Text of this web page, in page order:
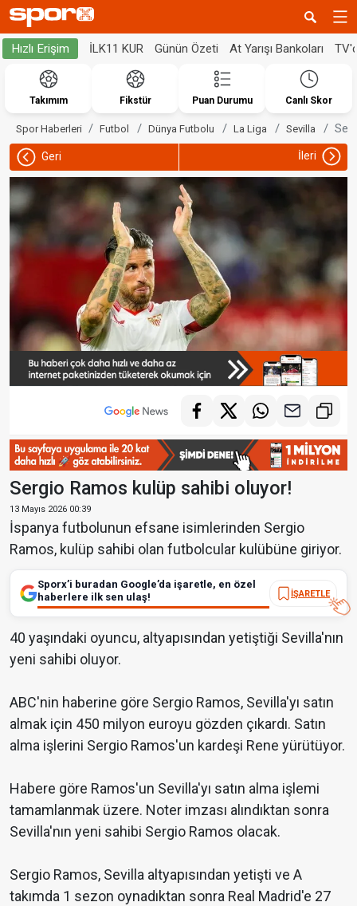
Hızlı Erişim İLK11 KUR Günün Özeti At Yarışı Bankoları
Takımım Fikstür Puan Durumu Canlı Skor
Spor Haberleri Futbol Dünya Futbolu La Liga Sevilla
Geri İleri
Sergio Ramos kulüp sahibi oluyor!
13 Mayıs 2026 00:39
İspanya futbolunun efsane isimlerinden Sergio
Ramos, kulüp sahibi olan futbolcular kulübüne giriyor.
Sporx’i buradan Google’da işaretle, en özel
haberlere ilk sen ulaş!
İŞARETLE
40 yaşındaki oyuncu, altyapısından yetiştiği Sevilla'nın
yeni sahibi oluyor.
ABC'nin haberine göre Sergio Ramos, Sevilla'yı satın
almak için 450 milyon euroyu gözden çıkardı. Satın
alma işlerini Sergio Ramos'un kardeşi Rene yürütüyor.
Habere göre Ramos'un Sevilla'yı satın alma işlemi
tamamlanmak üzere. Noter imzası alındıktan sonra
Sevilla'nın yeni sahibi Sergio Ramos olacak.
Sergio Ramos, Sevilla altyapısından yetişti ve A
takımda 1 sezon oynadıktan sonra Real Madrid'e 27